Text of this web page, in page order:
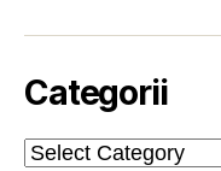
Categorii
Categorii